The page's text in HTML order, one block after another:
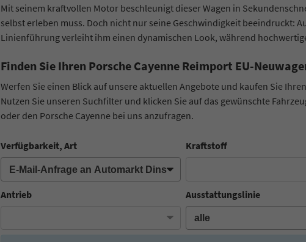
Mit seinem kraftvollen Motor beschleunigt dieser Wagen in
selbst erleben muss. Doch nicht nur seine Geschwindigkeit beeindruckt:
Linienführung verleiht ihm einen dynamischen Look, während
Finden Sie Ihren Porsche Cayenne Reimport EU-
Werfen Sie einen Blick auf unsere aktuellen Angebote und kaufen Sie
Nutzen Sie unseren Suchfilter und klicken Sie auf das gewünschte
oder den Porsche Cayenne bei uns anzufragen.
Verfügbarkeit, Art Kraftstoff
Antrieb Ausstattungslinie